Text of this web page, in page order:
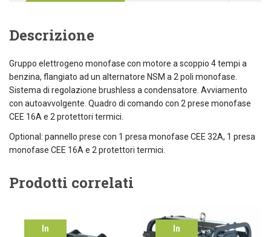
Descrizione
Gruppo elettrogeno monofase con motore a scoppio 4 tempi a
benzina, flangiato ad un alternatore NSM a 2 poli monofase.
Sistema di regolazione brushless a condensatore. Avviamento
con autoavvolgente. Quadro di comando con 2 prese monofase
CEE 16A e 2 protettori termici.
Optional: pannello prese con 1 presa monofase CEE 32A, 1 presa
monofase CEE 16A e 2 protettori termici.
Prodotti correlati
In
In